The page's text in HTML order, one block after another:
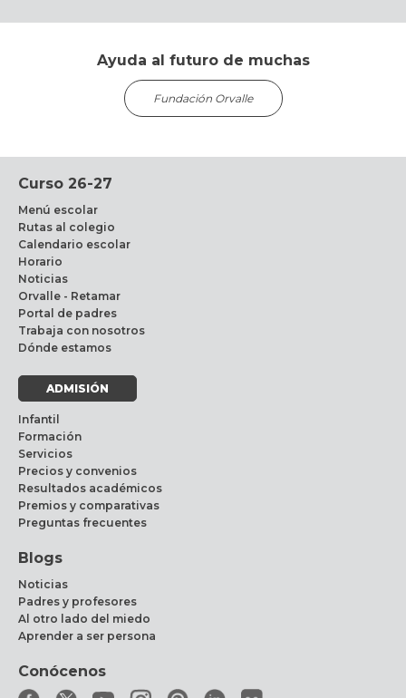
Ayuda al futuro de muchas
Fundación Orvalle
Curso 26-27
Menú escolar
Rutas al colegio
Calendario escolar
Horario
Noticias
Orvalle - Retamar
Portal de padres
Trabaja con nosotros
Dónde estamos
ADMISIÓN
Infantil
Formación
Servicios
Precios y convenios
Resultados académicos
Premios y comparativas
Preguntas frecuentes
Blogs
Noticias
Padres y profesores
Al otro lado del miedo
Aprender a ser persona
Conócenos